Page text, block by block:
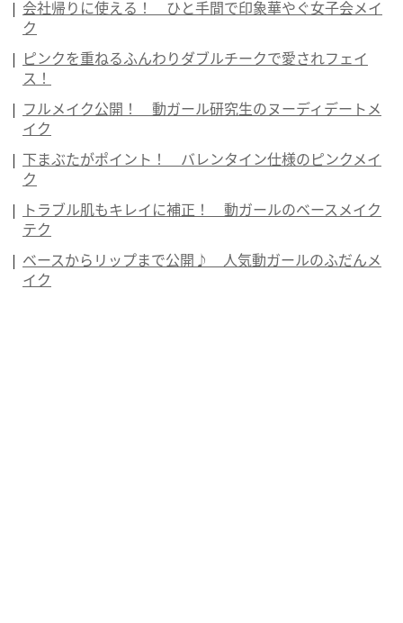
会社帰りに使える！ ひと手間で印象華やぐ女子会メイ
ク
ピンクを重ねるふんわりダブルチークで愛されフェイ
ス！
フルメイク公開！ 動ガール研究生のヌーディデートメ
イク
下まぶたがポイント！ バレンタイン仕様のピンクメイ
ク
トラブル肌もキレイに補正！ 動ガールのベースメイク
テク
ベースからリップまで公開♪ 人気動ガールのふだんメ
イク